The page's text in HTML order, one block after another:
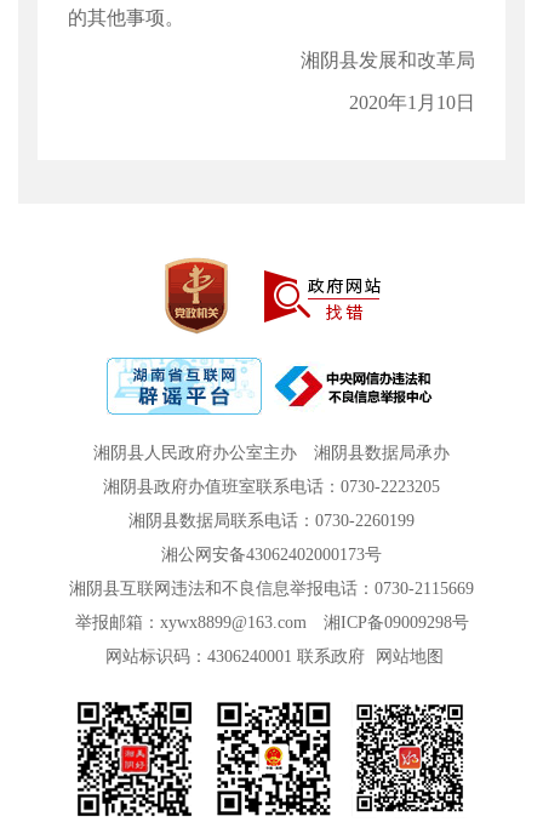
的其他事项。
湘阴县发展和改革局
2020年1月10日
湘阴县人民政府办公室主办
湘阴县数据局承办
湘阴县政府办值班室联系电话：0730-2223205
湘阴县数据局联系电话：0730-2260199
湘公网安备43062402000173号
湘阴县互联网违法和不良信息举报电话：0730-2115669
举报邮箱：xywx8899@163.com
湘ICP备09009298号
网站标识码：4306240001 联系政府 网站地图